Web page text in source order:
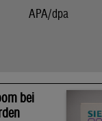
APA/dpa
bei